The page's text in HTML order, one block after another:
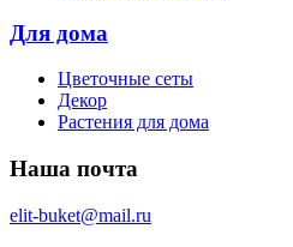
Для дома
Цветочные сеты
Декор
Растения для дома
Наша почта
elit-buket@mail.ru